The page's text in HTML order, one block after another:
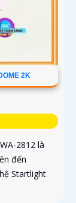
2K
2812 là
đến
Startlight